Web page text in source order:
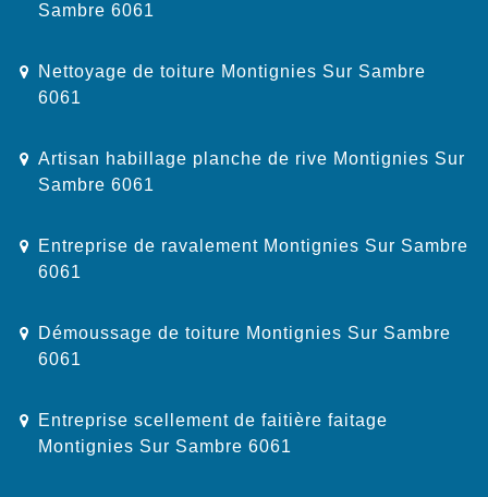
Sambre 6061
Nettoyage de toiture Montignies Sur Sambre
6061
Artisan habillage planche de rive Montignies Sur
Sambre 6061
Entreprise de ravalement Montignies Sur Sambre
6061
Démoussage de toiture Montignies Sur Sambre
6061
Entreprise scellement de faitière faitage
Montignies Sur Sambre 6061